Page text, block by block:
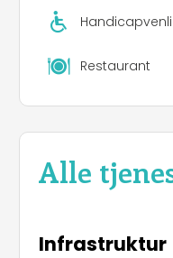
Restaurant
Alle
Infrastruktur